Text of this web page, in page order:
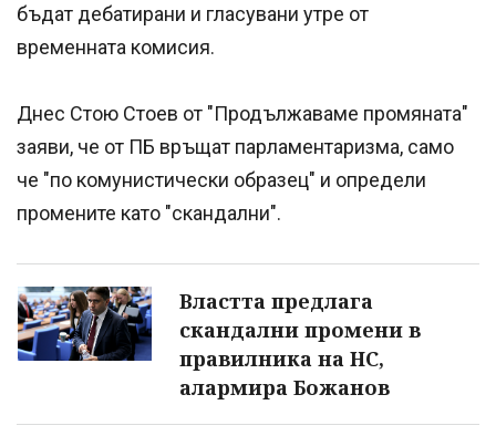
бъдат дебатирани и гласувани утре от
временната комисия.
Днес Стою Стоев от "Продължаваме промяната"
заяви, че от ПБ връщат парламентаризма, само
че "по комунистически образец" и определи
промените като "скандални".
Властта предлага
скандални промени в
правилника на НС,
алармира Божанов